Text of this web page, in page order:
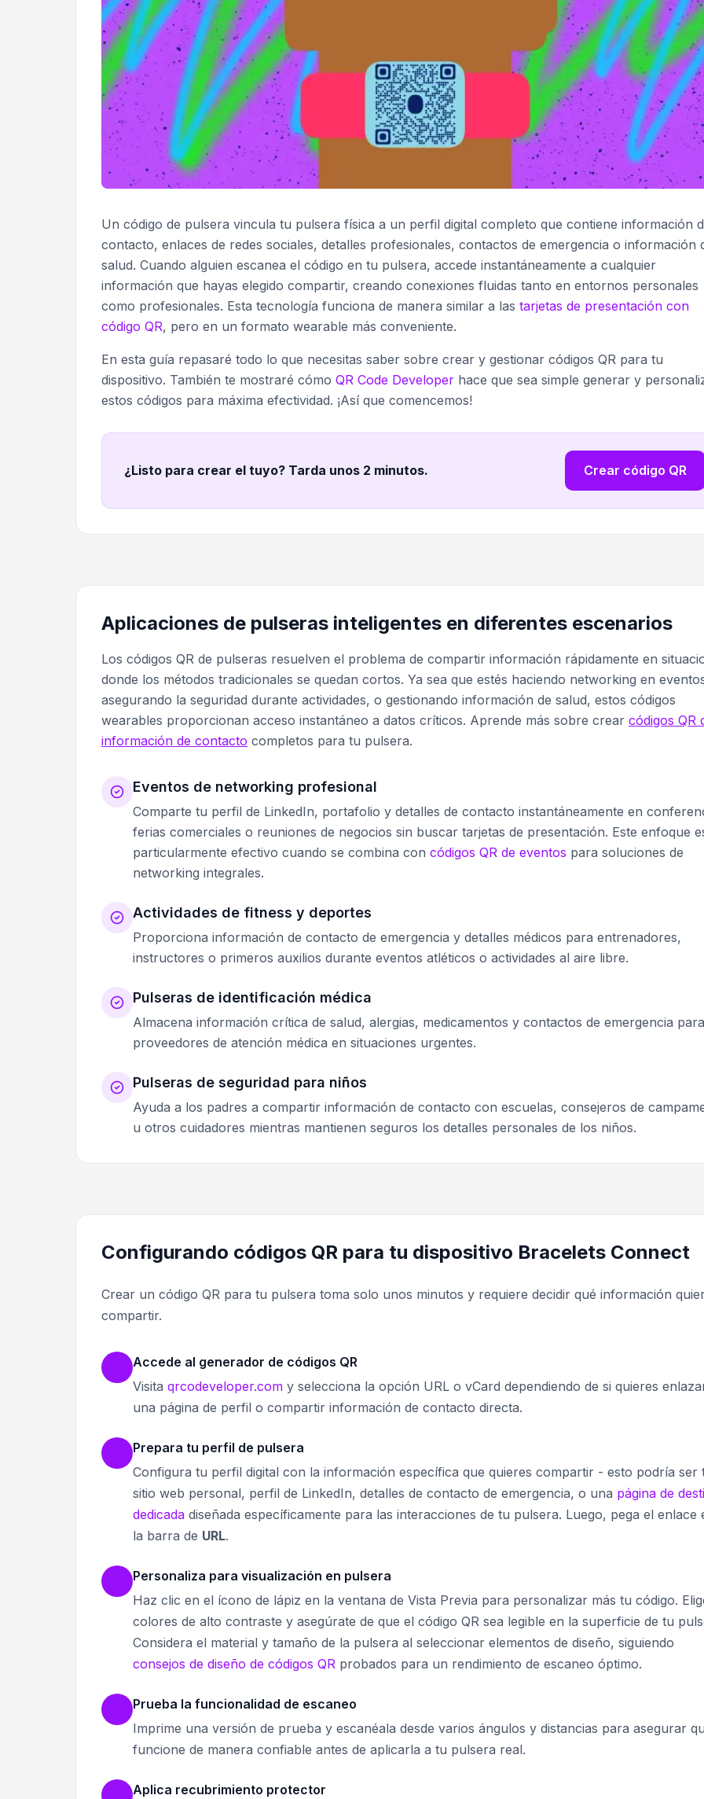
Un código de pulsera vincula tu pulsera física a un perfil digital completo que contiene información
contacto, enlaces de redes sociales, detalles profesionales, contactos de emergencia o información
salud. Cuando alguien escanea el código en tu pulsera, accede instantáneamente a cualquier
información que hayas elegido compartir, creando conexiones fluidas tanto en entornos personales
como profesionales. Esta tecnología funciona de manera similar a las tarjetas de presentación con
código QR, pero en un formato wearable más conveniente.
En esta guía repasaré todo lo que necesitas saber sobre crear y gestionar códigos QR para tu
dispositivo. También te mostraré cómo QR Code Developer hace que sea simple generar y
estos códigos para máxima efectividad. ¡Así que comencemos!
¿Listo para crear el tuyo? Tarda unos 2 minutos. Crear código QR
Aplicaciones de pulseras inteligentes en diferentes escenarios
Los códigos QR de pulseras resuelven el problema de compartir información rápidamente en
donde los métodos tradicionales se quedan cortos. Ya sea que estés haciendo networking en
asegurando la seguridad durante actividades, o gestionando información de salud, estos códigos
wearables proporcionan acceso instantáneo a datos críticos. Aprende más sobre crear códigos QR
información de contacto completos para tu pulsera.
Eventos de networking profesional
Comparte tu perfil de LinkedIn, portafolio y detalles de contacto instantáneamente en
ferias comerciales o reuniones de negocios sin buscar tarjetas de presentación. Este enfoque
particularmente efectivo cuando se combina con códigos QR de eventos para soluciones de
networking integrales.
Actividades de fitness y deportes
Proporciona información de contacto de emergencia y detalles médicos para entrenadores,
instructores o primeros auxilios durante eventos atléticos o actividades al aire libre.
Pulseras de identificación médica
Almacena información crítica de salud, alergias, medicamentos y contactos de emergencia para
proveedores de atención médica en situaciones urgentes.
Pulseras de seguridad para niños
Ayuda a los padres a compartir información de contacto con escuelas, consejeros de
u otros cuidadores mientras mantienen seguros los detalles personales de los niños.
Configurando códigos QR para tu dispositivo Bracelets Connect
Crear un código QR para tu pulsera toma solo unos minutos y requiere decidir qué información
compartir.
Accede al generador de códigos QR
Visita qrcodeveloper.com y selecciona la opción URL o vCard dependiendo de si quieres
una página de perfil o compartir información de contacto directa.
Prepara tu perfil de pulsera
Configura tu perfil digital con la información específica que quieres compartir - esto podría ser
sitio web personal, perfil de LinkedIn, detalles de contacto de emergencia, o una página de
dedicada diseñada específicamente para las interacciones de tu pulsera. Luego, pega el enlace
la barra de URL.
Personaliza para visualización en pulsera
Haz clic en el ícono de lápiz en la ventana de Vista Previa para personalizar más tu código.
colores de alto contraste y asegúrate de que el código QR sea legible en la superficie de tu
Considera el material y tamaño de la pulsera al seleccionar elementos de diseño, siguiendo
consejos de diseño de códigos QR probados para un rendimiento de escaneo óptimo.
Prueba la funcionalidad de escaneo
Imprime una versión de prueba y escanéala desde varios ángulos y distancias para asegurar
funcione de manera confiable antes de aplicarla a tu pulsera real.
Aplica recubrimiento protector